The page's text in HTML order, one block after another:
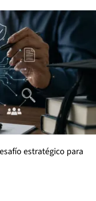
estratégico para